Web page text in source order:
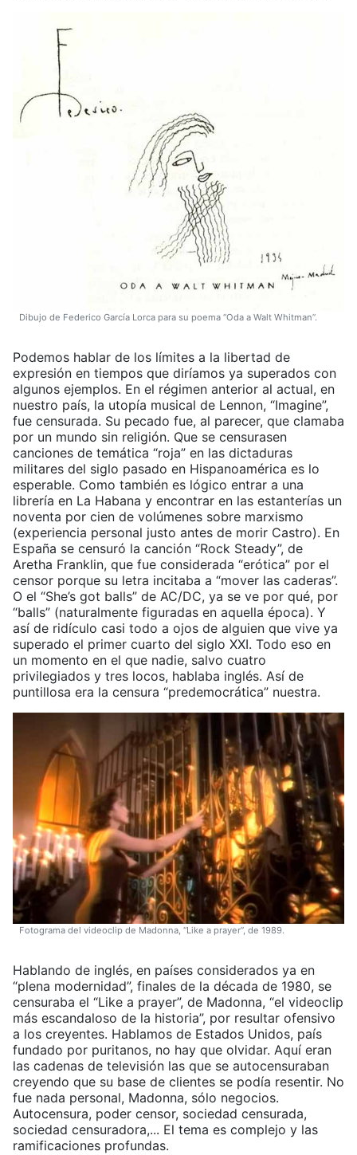
Dibujo de Federico García Lorca para su poema “Oda a Walt Whitman”.
Podemos hablar de los límites a la libertad de
expresión en tiempos que diríamos ya superados con
algunos ejemplos. En el régimen anterior al actual, en
nuestro país, la utopía musical de Lennon, “Imagine”,
fue censurada. Su pecado fue, al parecer, que clamaba
por un mundo sin religión. Que se censurasen
canciones de temática “roja” en las dictaduras
militares del siglo pasado en Hispanoamérica es lo
esperable. Como también es lógico entrar a una
librería en La Habana y encontrar en las estanterías un
noventa por cien de volúmenes sobre marxismo
(experiencia personal justo antes de morir Castro). En
España se censuró la canción “Rock Steady”, de
Aretha Franklin, que fue considerada “erótica” por el
censor porque su letra incitaba a “mover las caderas”.
O el “She’s got balls” de AC/DC, ya se ve por qué, por
“balls” (naturalmente figuradas en aquella época). Y
así de ridículo casi todo a ojos de alguien que vive ya
superado el primer cuarto del siglo XXI. Todo eso en
un momento en el que nadie, salvo cuatro
privilegiados y tres locos, hablaba inglés. Así de
puntillosa era la censura “predemocrática” nuestra.
Fotograma del videoclip de Madonna, “Like a prayer”, de 1989.
Hablando de inglés, en países considerados ya en
“plena modernidad”, finales de la década de 1980, se
censuraba el “Like a prayer”, de Madonna, “el videoclip
más escandaloso de la historia”, por resultar ofensivo
a los creyentes. Hablamos de Estados Unidos, país
fundado por puritanos, no hay que olvidar. Aquí eran
las cadenas de televisión las que se autocensuraban
creyendo que su base de clientes se podía resentir. No
fue nada personal, Madonna, sólo negocios.
Autocensura, poder censor, sociedad censurada,
sociedad censuradora,... El tema es complejo y las
ramificaciones profundas.